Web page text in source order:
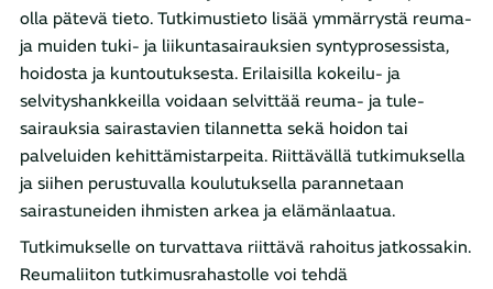
olla pätevä tieto. Tutkimustieto lisää ymmärrystä reuma-
ja muiden tuki- ja liikuntasairauksien syntyprosessista,
hoidosta ja kuntoutuksesta. Erilaisilla kokeilu- ja
selvityshankkeilla voidaan selvittää reuma- ja tule-
sairauksia sairastavien tilannetta sekä hoidon tai
palveluiden kehittämistarpeita. Riittävällä tutkimuksella
ja siihen perustuvalla koulutuksella parannetaan
sairastuneiden ihmisten arkea ja elämänlaatua.
Tutkimukselle on turvattava riittävä rahoitus jatkossakin.
Reumaliiton tutkimusrahastolle voi tehdä